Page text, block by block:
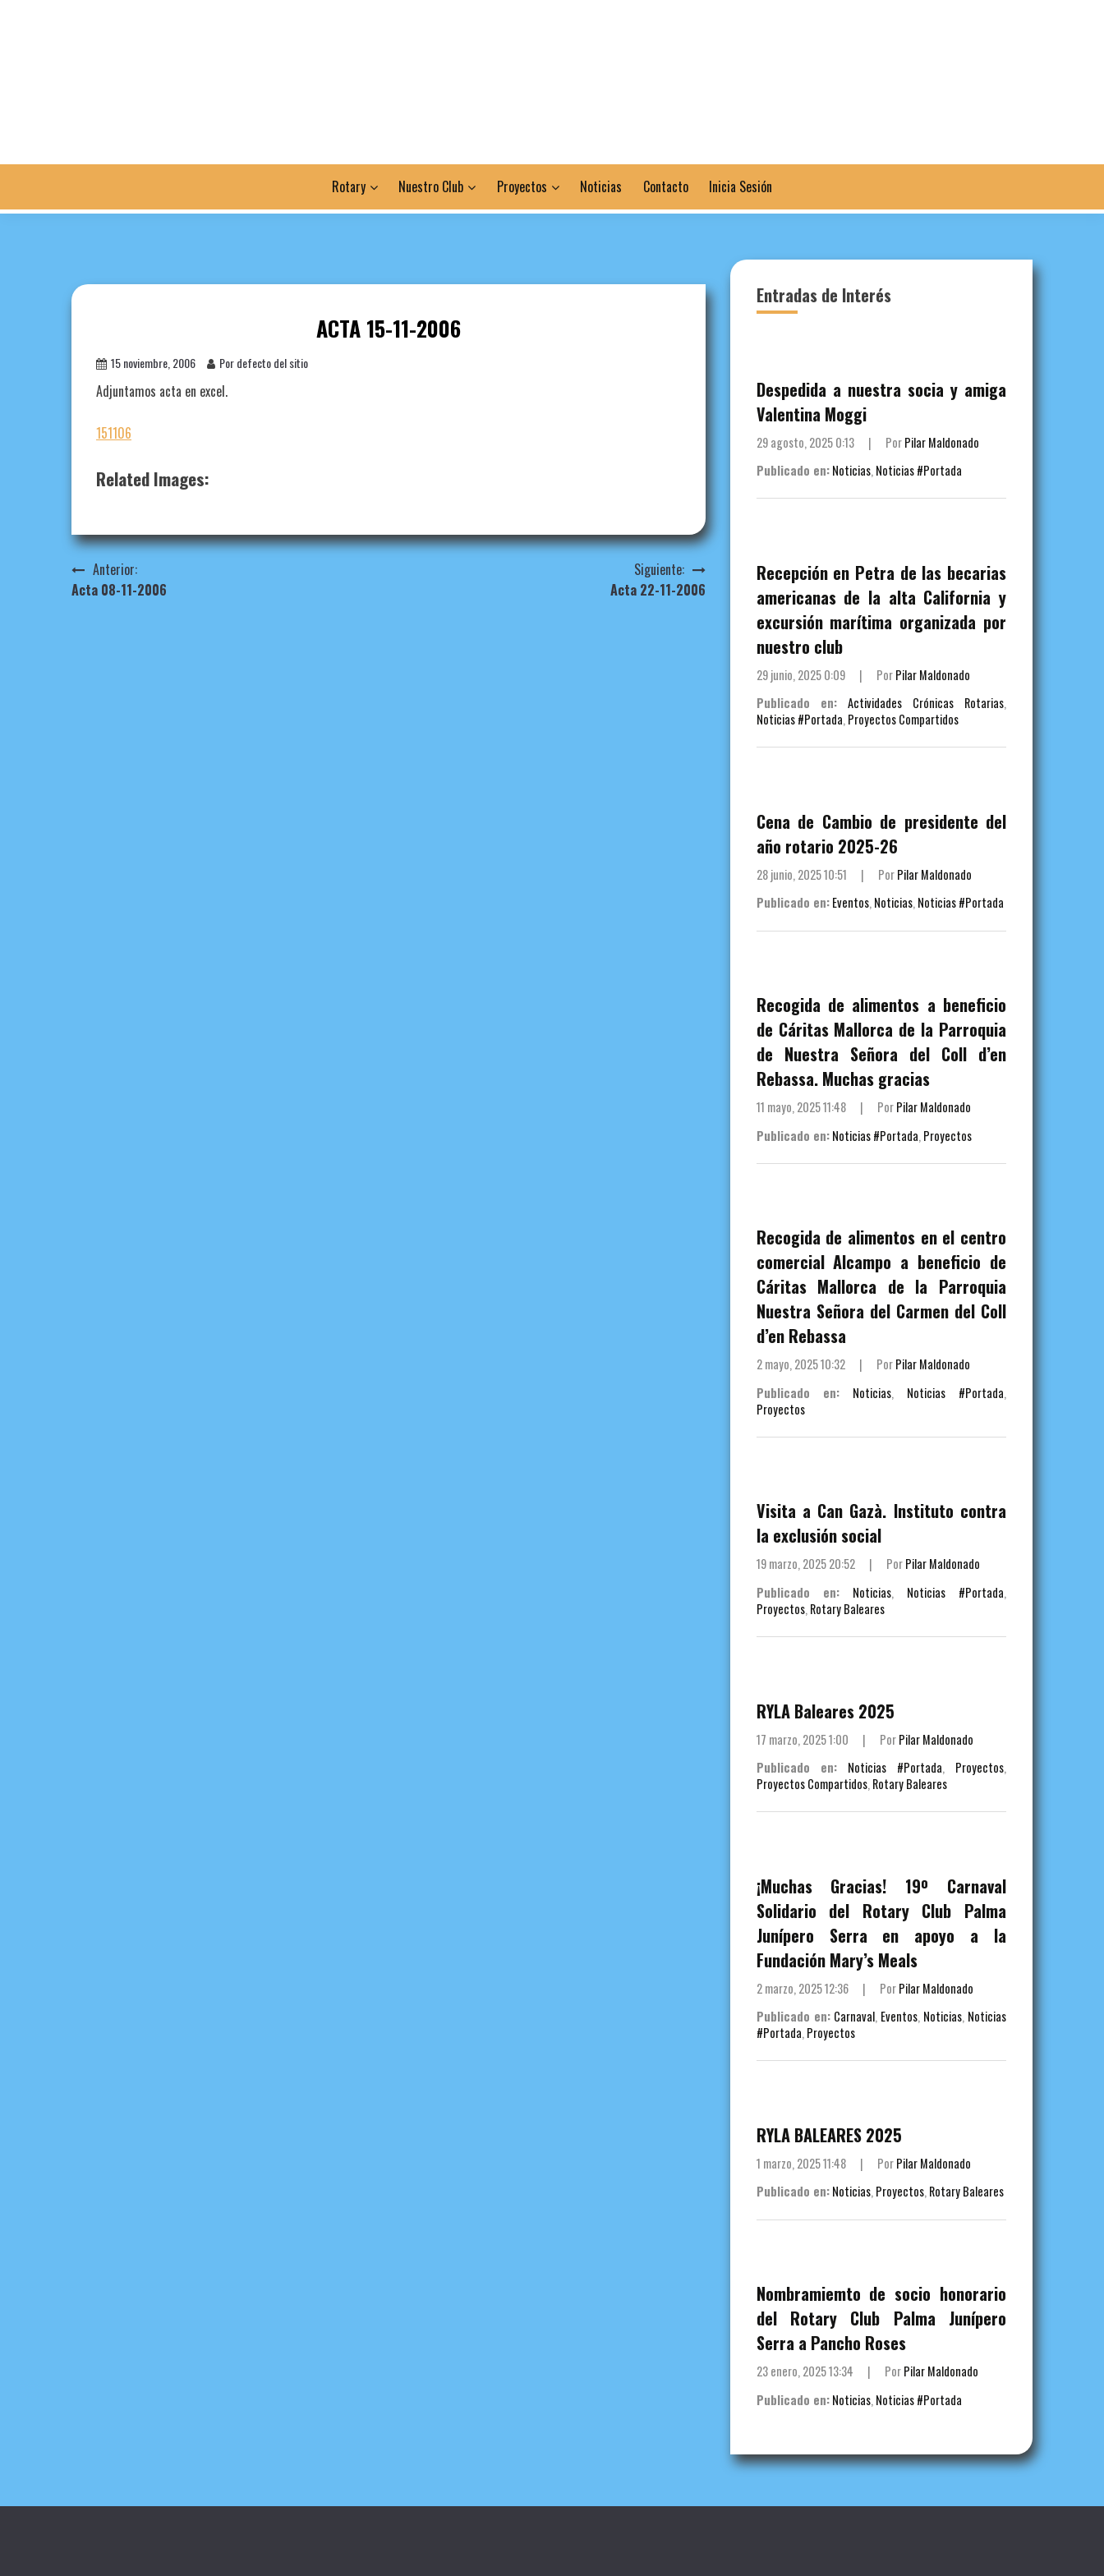
Rotary Nuestro Club Proyectos Noticias Contacto Inicia Sesión
ACTA 15-11-2006
15 noviembre, 2006 Por defecto del sitio
Adjuntamos acta en excel.
151106
Related Images:
Navegación
de
Anterior:
Acta 08-11-2006
Siguiente:
Acta 22-11-2006
Entradas de Interés
Despedida a nuestra socia y amiga
Valentina Moggi
29 agosto, 2025 0:13 | PorPilar Maldonado
Publicado en: Noticias, Noticias #Portada
Recepción en Petra de las becarias
americanas de la alta California y
excursión marítima organizada por
nuestro club
29 junio, 2025 0:09 | PorPilar Maldonado
Publicado en:
Actividades Crónicas Rotarias,
Noticias #Portada, Proyectos Compartidos
Cena de Cambio de presidente del
año rotario 2025-26
28 junio, 2025 10:51 | PorPilar Maldonado
Publicado en: Eventos,Noticias,Noticias #Portada
Recogida de alimentos a beneficio
de Cáritas Mallorca de la Parroquia
de Nuestra Señora del Coll d’en
Rebassa. Muchas gracias
11 mayo, 2025 11:48 | PorPilar Maldonado
Publicado en: Noticias #Portada, Proyectos
Recogida de alimentos en el centro
comercial Alcampo a beneficio de
Cáritas Mallorca de la Parroquia
Nuestra Señora del Carmen del Coll
d’en Rebassa
2 mayo, 2025 10:32 | PorPilar Maldonado
Publicado en:
Noticias, Noticias #Portada,
Proyectos
Visita a Can Gazà. Instituto contra
la exclusión social
19 marzo, 2025 20:52 | PorPilar Maldonado
Publicado en:
Noticias, Noticias #Portada,
Proyectos, Rotary Baleares
RYLA Baleares 2025
17 marzo, 2025 1:00 | PorPilar Maldonado
Publicado en:
Noticias #Portada, Proyectos,
Proyectos Compartidos, Rotary Baleares
¡Muchas Gracias! 19º Carnaval
Solidario del Rotary Club Palma
Junípero Serra en apoyo a la
Fundación Mary’s Meals
2 marzo, 2025 12:36 | PorPilar Maldonado
Publicado en: Carnaval, Eventos, Noticias, Noticias
#Portada, Proyectos
RYLA BALEARES 2025
1 marzo, 2025 11:48 | PorPilar Maldonado
Publicado en: Noticias,Proyectos,Rotary Baleares
Nombramiemto de socio honorario
del Rotary Club Palma Junípero
Serra a Pancho Roses
23 enero, 2025 13:34 | PorPilar Maldonado
Publicado en: Noticias, Noticias #Portada